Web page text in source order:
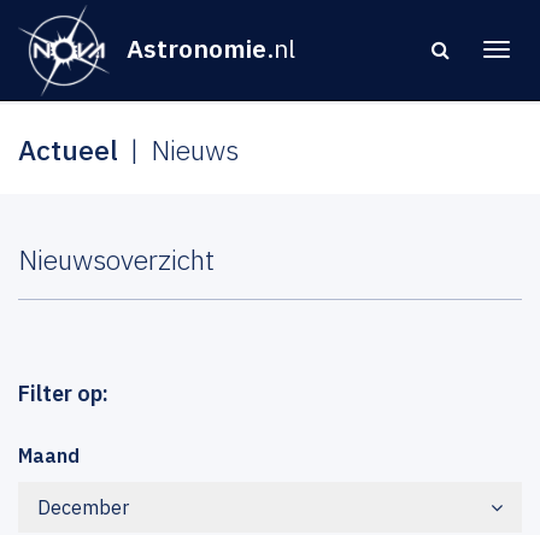
Astronomie.nl
Actueel Nieuws
Nieuwsoverzicht
Filter op:
Maand
December